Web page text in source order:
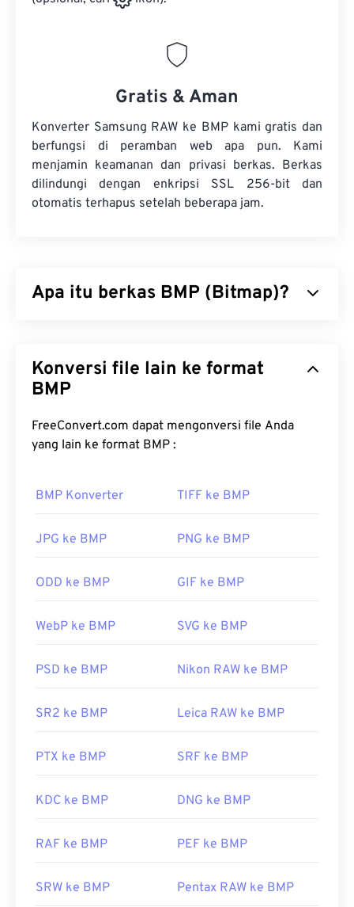
Gratis & Aman
Konverter Samsung RAW ke BMP kami gratis dan
berfungsi di peramban web apa pun. Kami
menjamin keamanan dan privasi berkas. Berkas
dilindungi dengan enkripsi SSL 256-bit dan
otomatis terhapus setelah beberapa jam.
Apa itu berkas BMP (Bitmap)?
tanpa kompresi. BMP menggunakan struktur data
dot matrix yang disebut
sebagian besar digunakan untuk penerbitan foto
digital. Namun, karena kurangnya kompresi, berkas
Bagaimana cara membuka berkas
independen. BMP mudah dibuka di aplikasi
Microsoft, BMP yang independen-perangkat, atau
sistem operasi, atau aplikasi.
Adobe Illustrator
. Jika Anda perlu mengonversi
menggunakan
CorelDRAW. Aplikasi lain yang
Photoshop , Microsoft Photos , Apple Preview
Konversi file lain ke format
BMP
FreeConvert.com dapat mengonversi file Anda
yang lain ke format BMP :
BMP Konverter TIFF ke BMP
JPG ke BMP PNG ke BMP
ODD ke BMP GIF ke BMP
WebP ke BMP SVG ke BMP
PSD ke BMP Nikon RAW ke BMP
SR2 ke BMP Leica RAW ke BMP
PTX ke BMP SRF ke BMP
KDC ke BMP DNG ke BMP
RAF ke BMP PEF ke BMP
SRW ke BMP Pentax RAW ke BMP